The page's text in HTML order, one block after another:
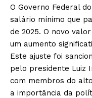
O Governo Federal
salário mínimo que
de 2025. O novo
um aumento
Este ajuste foi
pelo presidente Luiz
com membros do
a importância da